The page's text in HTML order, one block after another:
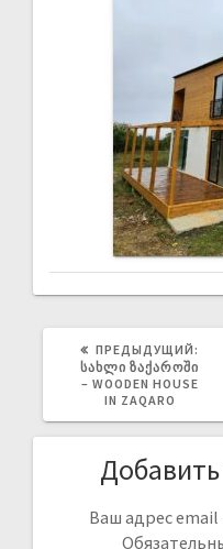
ПРЕДЫДУЩИЙ:
ᲡᲐᲮᲚᲘ ᲖᲐᲥᲐᲠᲝᲨᲘ
– WOODEN HOUSE
IN ZAQARO
Ваш адрес email